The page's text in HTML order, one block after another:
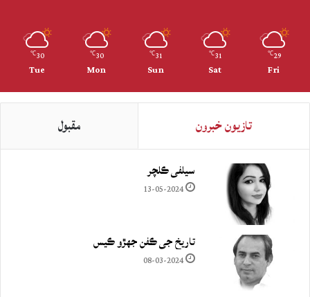
29
℃
Fri
31
℃
Sat
31
℃
Sun
30
℃
Mon
30
℃
Tue
تازيون خبرون مقبول
سيلفي ڪلچر
13-05-2024
تاريخ جي ڪفن جھڙو ڪيس
08-03-2024